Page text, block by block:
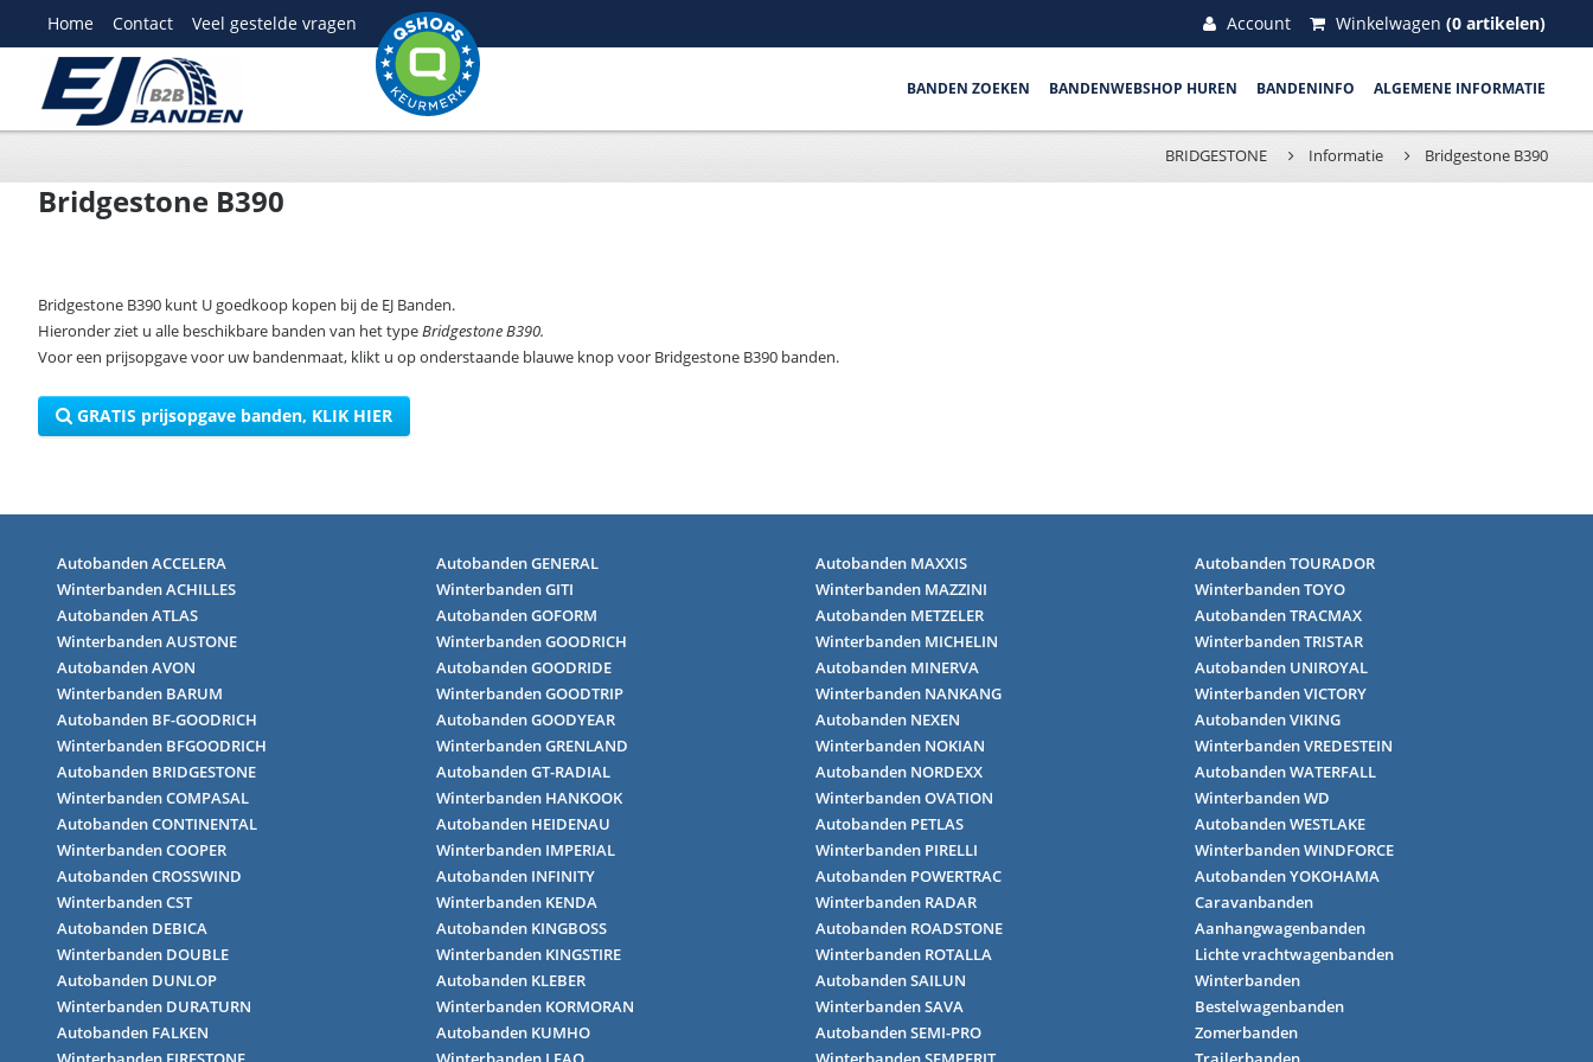
Home Contact Veel gestelde vragen Account Winkelwagen (0 artikelen)
BANDEN ZOEKEN BANDENWEBSHOP HUREN BANDENINFO ALGEMENE INFORMATIE
BRIDGESTONE Informatie Bridgestone B390
Bridgestone B390
Bridgestone B390 kunt U goedkoop kopen bij de EJ Banden.
Hieronder ziet u alle beschikbare banden van het typeBridgestone B390.
Voor een prijsopgave voor uw bandenmaat, klikt u op onderstaande blauwe knop voor Bridgestone B390 banden.
GRATIS prijsopgave banden, KLIK HIER
Autobanden ACCELERA
Winterbanden ACHILLES
Autobanden ATLAS
Winterbanden AUSTONE
Autobanden AVON
Winterbanden BARUM
Autobanden BF-GOODRICH
Winterbanden BFGOODRICH
Autobanden BRIDGESTONE
Winterbanden COMPASAL
Autobanden CONTINENTAL
Winterbanden COOPER
Autobanden CROSSWIND
Winterbanden CST
Autobanden DEBICA
Winterbanden DOUBLE
Autobanden DUNLOP
Winterbanden DURATURN
Autobanden FALKEN
Autobanden GENERAL
Winterbanden GITI
Autobanden GOFORM
Winterbanden GOODRICH
Autobanden GOODRIDE
Winterbanden GOODTRIP
Autobanden GOODYEAR
Winterbanden GRENLAND
Autobanden GT-RADIAL
Winterbanden HANKOOK
Autobanden HEIDENAU
Winterbanden IMPERIAL
Autobanden INFINITY
Winterbanden KENDA
Autobanden KINGBOSS
Winterbanden KINGSTIRE
Autobanden KLEBER
Winterbanden KORMORAN
Autobanden KUMHO
Autobanden MAXXIS
Winterbanden MAZZINI
Autobanden METZELER
Winterbanden MICHELIN
Autobanden MINERVA
Winterbanden NANKANG
Autobanden NEXEN
Winterbanden NOKIAN
Autobanden NORDEXX
Winterbanden OVATION
Autobanden PETLAS
Winterbanden PIRELLI
Autobanden POWERTRAC
Winterbanden RADAR
Autobanden ROADSTONE
Winterbanden ROTALLA
Autobanden SAILUN
Winterbanden SAVA
Autobanden SEMI-PRO
Autobanden TOURADOR
Winterbanden TOYO
Autobanden TRACMAX
Winterbanden TRISTAR
Autobanden UNIROYAL
Winterbanden VICTORY
Autobanden VIKING
Winterbanden VREDESTEIN
Autobanden WATERFALL
Winterbanden WD
Autobanden WESTLAKE
Winterbanden WINDFORCE
Autobanden YOKOHAMA
Caravanbanden
Aanhangwagenbanden
Lichte vrachtwagenbanden
Winterbanden
Bestelwagenbanden
Zomerbanden